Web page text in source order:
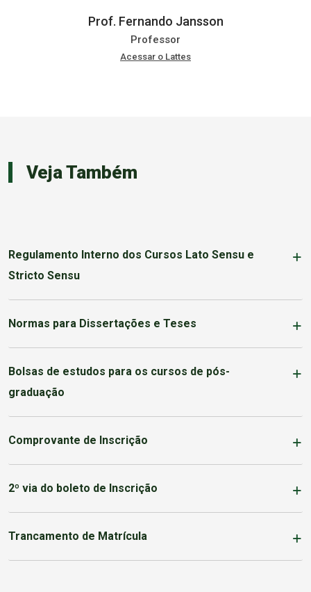
Prof. Fernando Jansson
Professor
Acessar o Lattes
Veja Também
Regulamento Interno dos Cursos Lato Sensu e
Stricto Sensu
Normas para Dissertações e Teses
Bolsas de estudos para os cursos de pós-
graduação
Comprovante de Inscrição
2º via do boleto de Inscrição
Trancamento de Matrícula